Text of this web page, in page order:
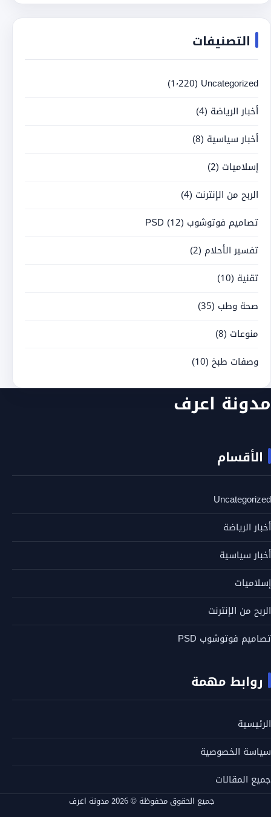
التصنيفات
Uncategorized (1٬220)
أخبار الرياضة (4)
أخبار سياسية (8)
إسلاميات (2)
الربح من الإنترنت (4)
تصاميم فوتوشوب PSD (12)
تفسير الأحلام (2)
تقنية (10)
صحة وطب (35)
منوعات (8)
وصفات طبخ (10)
مدونة اعرف
الأقسام
Uncategorized
أخبار الرياضة
أخبار سياسية
إسلاميات
الربح من الإنترنت
تصاميم فوتوشوب PSD
روابط مهمة
الرئيسية
سياسة الخصوصية
جميع المقالات
جميع الحقوق محفوظة © 2026 مدونة اعرف